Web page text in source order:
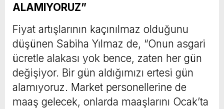
ALAMIYORUZ”
Fiyat artışlarının kaçınılmaz olduğunu
düşünen Sabiha Yılmaz de, “Onun asgari
ücretle alakası yok bence, zaten her gün
değişiyor. Bir gün aldığımızı ertesi gün
alamıyoruz. Market personellerine de
maaş gelecek, onlarda maaşlarını Ocak’ta